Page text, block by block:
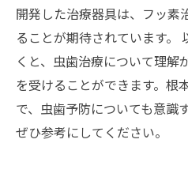
開発した治療器具は、フッ素
ることが期待されています。
くと、虫歯治療について理解
を受けることができます。根
で、虫歯予防についても意識
ぜひ参考にしてください。